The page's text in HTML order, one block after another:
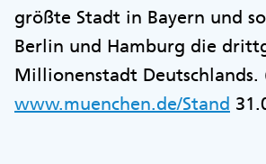
größte Stadt in Bayern und
Berlin und Hamburg die
Millionenstadt Deutschlands.
www.muenchen.de/Stand